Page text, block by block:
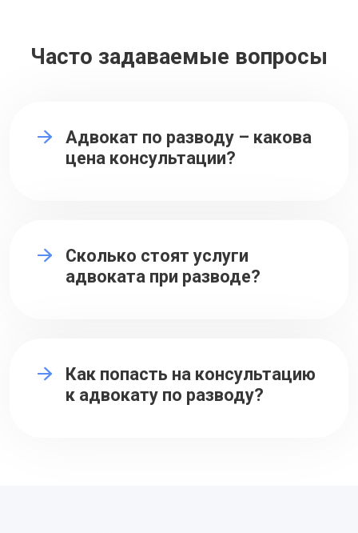
Часто задаваемые вопросы
Адвокат по разводу – какова
цена консультации?
Сколько стоят услуги
адвоката при разводе?
Как попасть на консультацию
к адвокату по разводу?